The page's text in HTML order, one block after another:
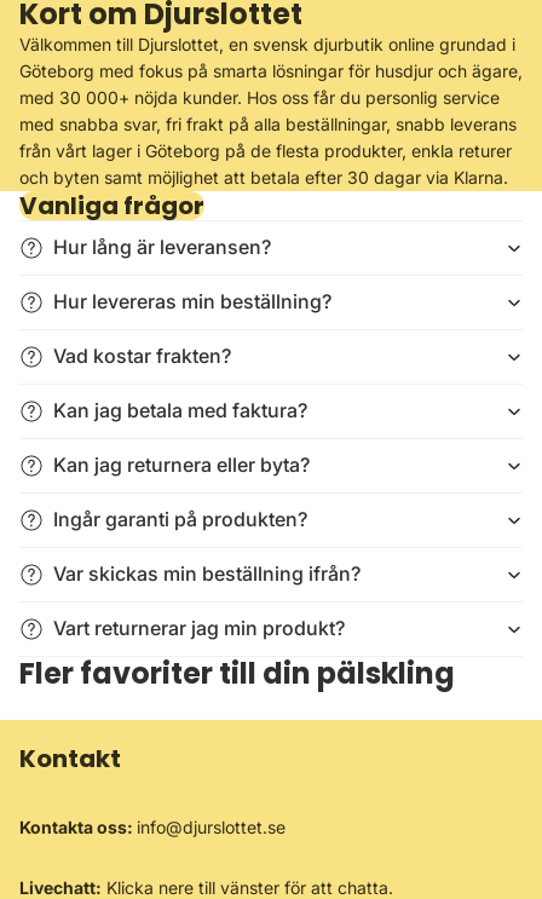
Kort om Djurslottet
Välkommen till Djurslottet, en svensk djurbutik online grundad i
Göteborg med fokus på smarta lösningar för husdjur och ägare,
med 30 000+ nöjda kunder. Hos oss får du personlig service
med snabba svar, fri frakt på alla beställningar, snabb leverans
från vårt lager i Göteborg på de flesta produkter, enkla returer
och byten samt möjlighet att betala efter 30 dagar via Klarna.
Vanliga frågor
Hur lång är leveransen?
Hur levereras min beställning?
Vad kostar frakten?
Kan jag betala med faktura?
Kan jag returnera eller byta?
Ingår garanti på produkten?
Var skickas min beställning ifrån?
Vart returnerar jag min produkt?
Fler favoriter till din pälskling
Kontakt
Kontakta oss: info@djurslottet.se
Livechatt: Klicka nere till vänster för att chatta.